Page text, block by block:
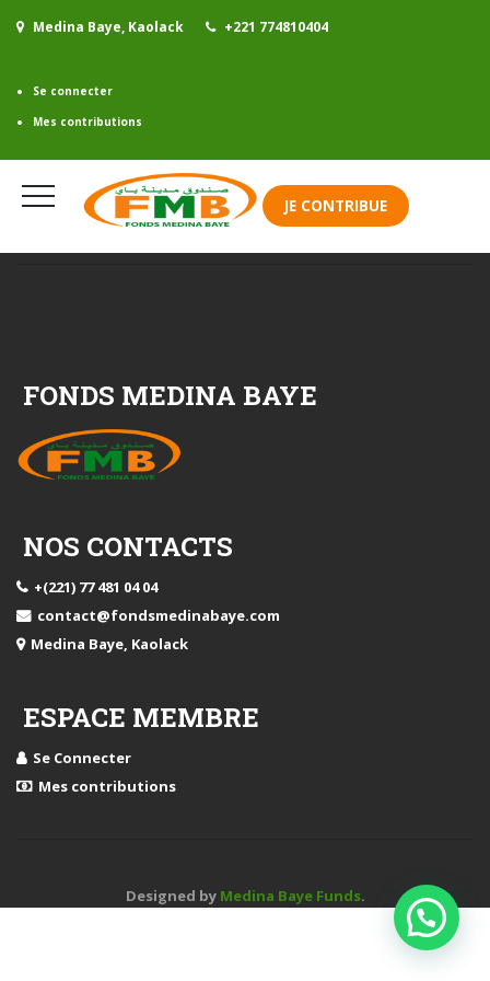
Medina Baye, Kaolack +221 774810404
Se connecter
Mes contributions
JE CONTRIBUE
FONDS MEDINA BAYE
NOS CONTACTS
+(221) 77 481 04 04
contact@fondsmedinabaye.com
Medina Baye, Kaolack
ESPACE MEMBRE
Se Connecter
Mes contributions
Designed by Medina Baye Funds.